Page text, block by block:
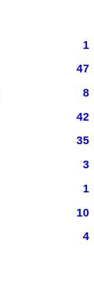
1
47
8
42
35
3
1
10
4